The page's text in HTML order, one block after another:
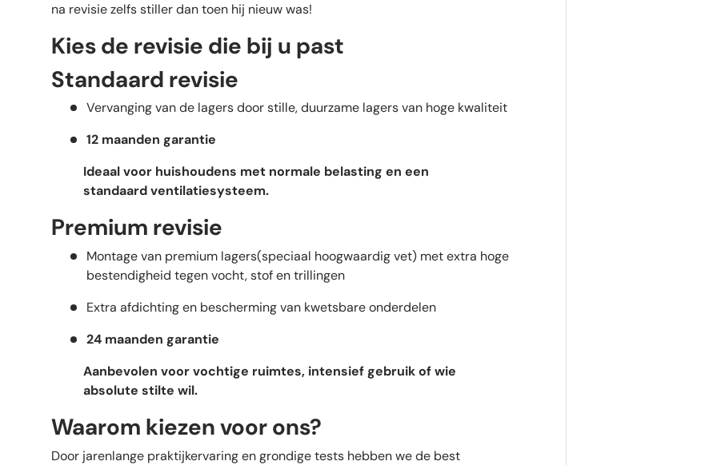
na revisie zelfs stiller dan toen hij nieuw was!
Kies de revisie die bij u past
Standaard revisie
Vervanging van de lagers door stille, duurzame lagers van hoge kwaliteit
12 maanden garantie
Ideaal voor huishoudens met normale belasting en een
standaard ventilatiesysteem.
Premium revisie
Montage van premium lagers(speciaal hoogwaardig vet) met extra hoge
bestendigheid tegen vocht, stof en trillingen
Extra afdichting en bescherming van kwetsbare onderdelen
24 maanden garantie
Aanbevolen voor vochtige ruimtes, intensief gebruik of wie
absolute stilte wil.
Waarom kiezen voor ons?
Door jarenlange praktijkervaring en grondige tests hebben we de best